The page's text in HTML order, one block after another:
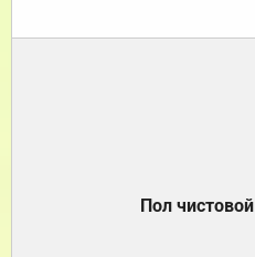
Пол чистовой